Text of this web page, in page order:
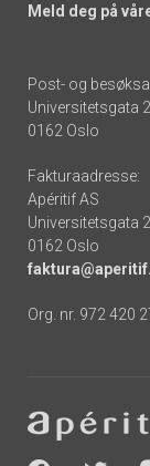
Meld deg på
Post- og
Universitetsgata
0162 Oslo
Fakturaadresse:
Apéritif AS
Universitetsgata
0162 Oslo
Org. nr. 972 420
-